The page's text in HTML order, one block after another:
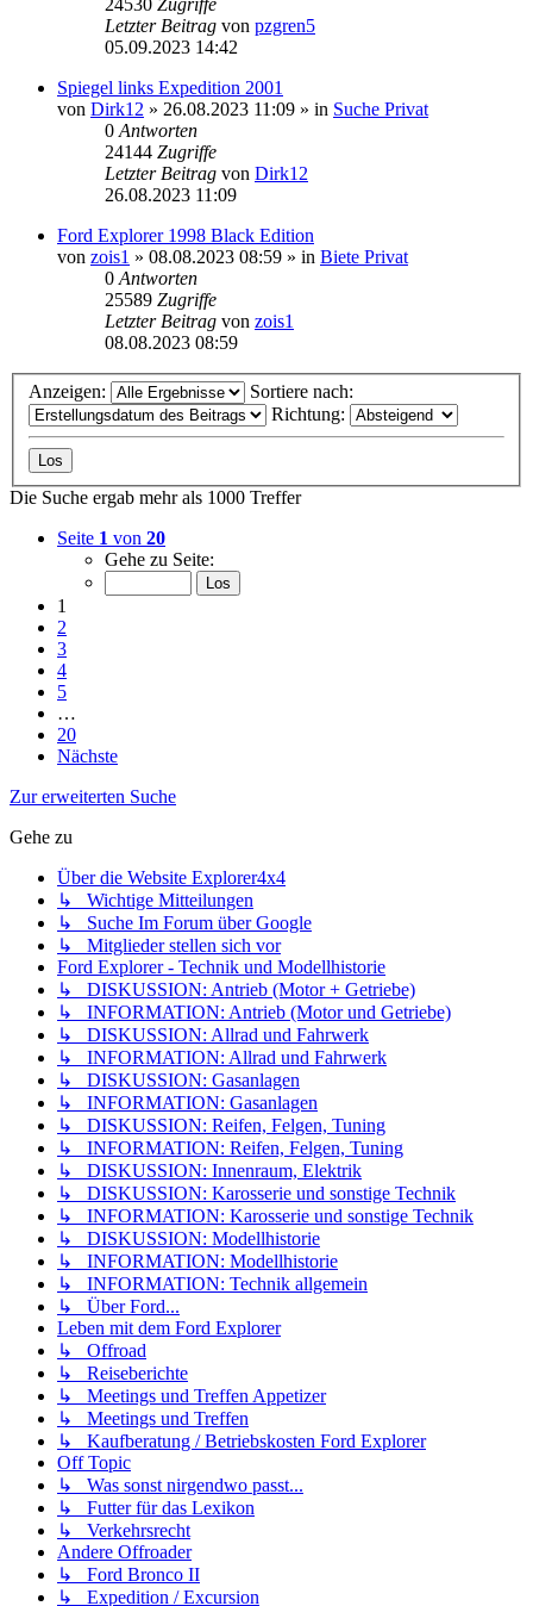
Letzter Beitrag von pzgren5
05.09.2023 14:42
Spiegel links Expedition 2001
von Dirk12 » 26.08.2023 11:09 » in Suche Privat
0 Antworten
24144 Zugriffe
Letzter Beitrag von Dirk12
26.08.2023 11:09
Ford Explorer 1998 Black Edition
von zois1 » 08.08.2023 08:59 » in Biete Privat
0 Antworten
25589 Zugriffe
Letzter Beitrag von zois1
08.08.2023 08:59
Anzeigen:
Sortiere nach:
Richtung:
Die Suche ergab mehr als 1000 Treffer
Seite 1 von 20
Gehe zu Seite:
1
2
3
4
5
…
20
Nächste
Zur erweiterten Suche
Gehe zu
Über die Website Explorer4x4
↳ Wichtige Mitteilungen
↳ Suche Im Forum über Google
↳ Mitglieder stellen sich vor
Ford Explorer - Technik und Modellhistorie
↳ DISKUSSION: Antrieb (Motor + Getriebe)
↳ INFORMATION: Antrieb (Motor und Getriebe)
↳ DISKUSSION: Allrad und Fahrwerk
↳ INFORMATION: Allrad und Fahrwerk
↳ DISKUSSION: Gasanlagen
↳ INFORMATION: Gasanlagen
↳ DISKUSSION: Reifen, Felgen, Tuning
↳ INFORMATION: Reifen, Felgen, Tuning
↳ DISKUSSION: Innenraum, Elektrik
↳ DISKUSSION: Karosserie und sonstige Technik
↳ INFORMATION: Karosserie und sonstige Technik
↳ DISKUSSION: Modellhistorie
↳ INFORMATION: Modellhistorie
↳ INFORMATION: Technik allgemein
↳ Über Ford...
Leben mit dem Ford Explorer
↳ Offroad
↳ Reiseberichte
↳ Meetings und Treffen Appetizer
↳ Meetings und Treffen
↳ Kaufberatung / Betriebskosten Ford Explorer
Off Topic
↳ Was sonst nirgendwo passt...
↳ Futter für das Lexikon
↳ Verkehrsrecht
Andere Offroader
↳ Ford Bronco II
↳ Expedition / Excursion